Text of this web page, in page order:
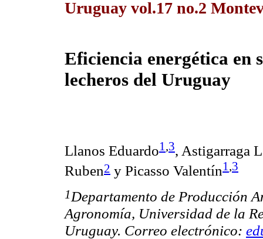
Uruguay vol.17 no.2
Eficiencia energética en
lecheros del Uruguay
Llanos Eduardo1 ,3, Astigarraga
Ruben2 y Picasso Valentín1,3
1 Departamento de Producción
Agronomía, Universidad de la
Uruguay. Correo electrónico: